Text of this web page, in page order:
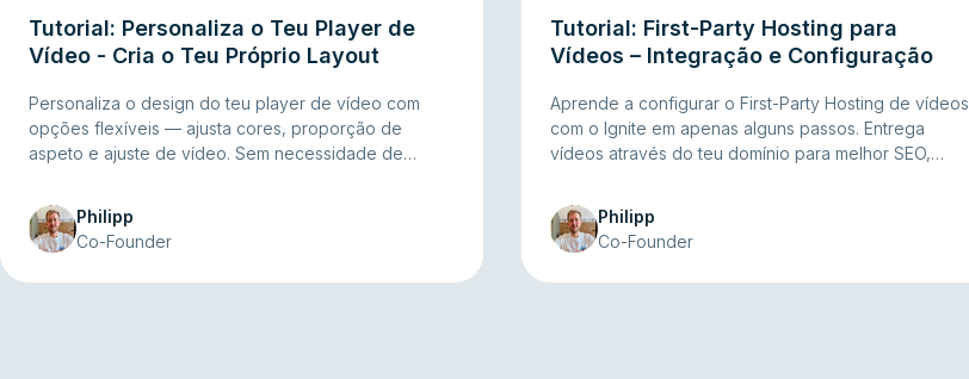
Tutorial: Personaliza o Teu Player de
Vídeo - Cria o Teu Próprio Layout
Personaliza o design do teu player de vídeo com
opções flexíveis — ajusta cores, proporção de
aspeto e ajuste de vídeo. Sem necessidade de
a proporção de aspeto certa e garantir
acessibilidade. Cria branding consistente com
Designs globais e melhora a tua experiência de
vídeo sem complicações.
Philipp
Co-Founder
Tutorial: First-Party Hosting para
Vídeos – Integração e Configuração
Aprende a configurar o First-Party Hosting de vídeos
com o Ignite em apenas alguns passos. Entrega
vídeos através do teu domínio para melhor SEO,
complicações técnicas.
Philipp
Co-Founder